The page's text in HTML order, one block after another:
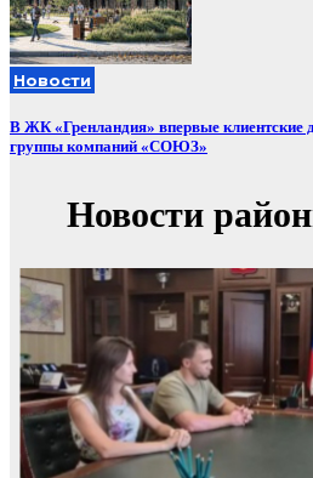
Новости
В ЖК «Гренландия» впервые клиентские
группы компаний «СОЮЗ»